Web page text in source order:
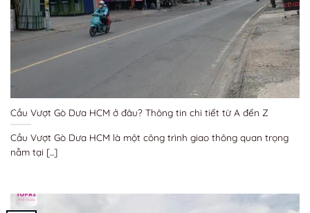
Cầu Vượt Gò Dưa HCM ở đâu? Thông tin chi tiết từ A đến Z
Cầu Vượt Gò Dưa HCM là một công trình giao thông quan trọng
nằm tại [...]